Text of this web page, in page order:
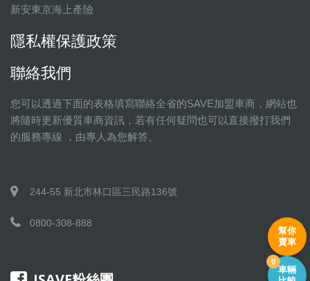
新安東京海上產險
隱私權保護政策
聯絡我們
您可以透過下面的表格填寫聯絡全省的SAVE加盟車商，網站也
將隨時更新優質車商資訊，若有任何疑問也可以直接撥打我們
的服務專線 ，由專人為您解答。
244-55 新北市林口區三民路136號
0800-308-888
幫你
賣車
車輛
0